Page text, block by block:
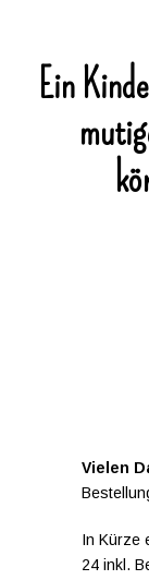
Ein
Vielen
In Kürze
24 inkl.